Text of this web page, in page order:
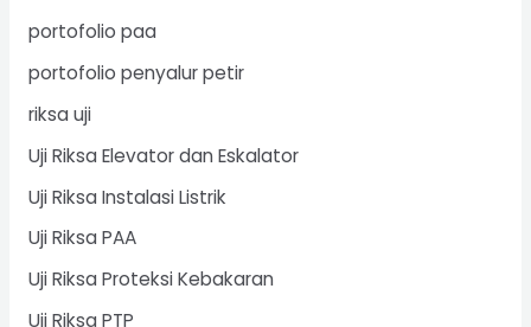
portofolio paa
portofolio penyalur petir
riksa uji
Uji Riksa Elevator dan Eskalator
Uji Riksa Instalasi Listrik
Uji Riksa PAA
Uji Riksa Proteksi Kebakaran
Uji Riksa PTP